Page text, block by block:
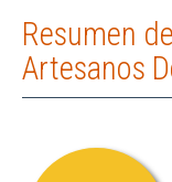
Resumen
Artesanos